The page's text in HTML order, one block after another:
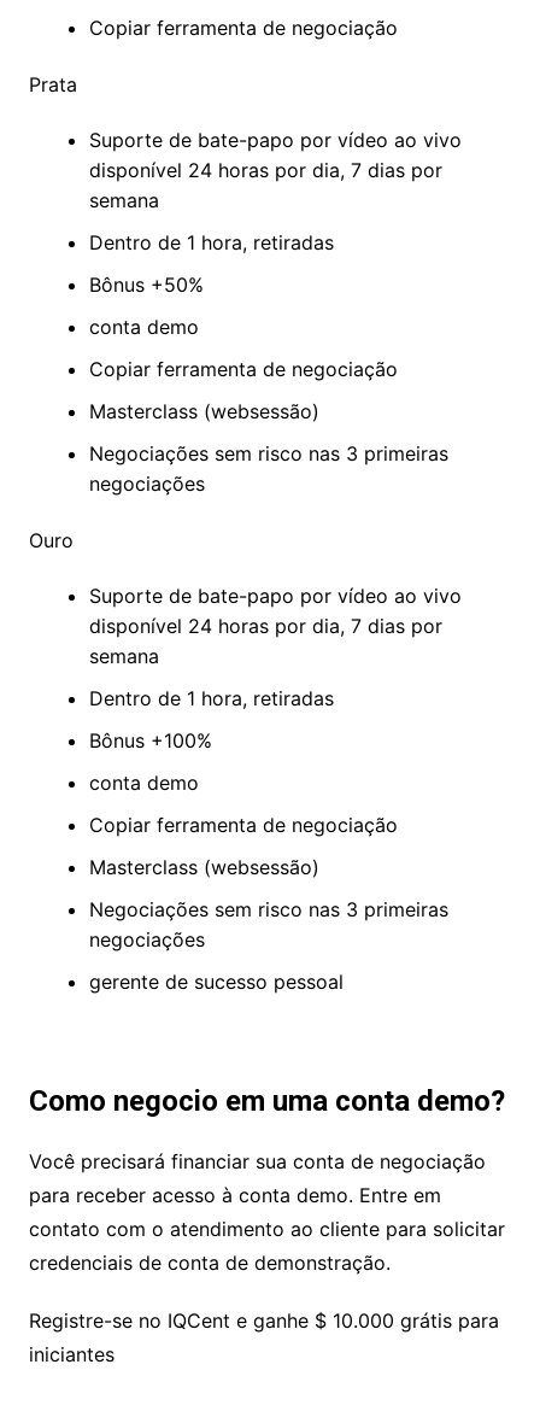
Copiar ferramenta de negociação
Prata
Suporte de bate-papo por vídeo ao vivo
disponível 24 horas por dia, 7 dias por
semana
Dentro de 1 hora, retiradas
Bônus +50%
conta demo
Copiar ferramenta de negociação
Masterclass (websessão)
Negociações sem risco nas 3 primeiras
negociações
Ouro
Suporte de bate-papo por vídeo ao vivo
disponível 24 horas por dia, 7 dias por
semana
Dentro de 1 hora, retiradas
Bônus +100%
conta demo
Copiar ferramenta de negociação
Masterclass (websessão)
Negociações sem risco nas 3 primeiras
negociações
gerente de sucesso pessoal
Como negocio em uma conta demo?
Você precisará financiar sua conta de negociação
para receber acesso à conta demo. Entre em
contato com o atendimento ao cliente para solicitar
credenciais de conta de demonstração.
Registre-se no IQCent e ganhe $ 10.000 grátis para
iniciantes